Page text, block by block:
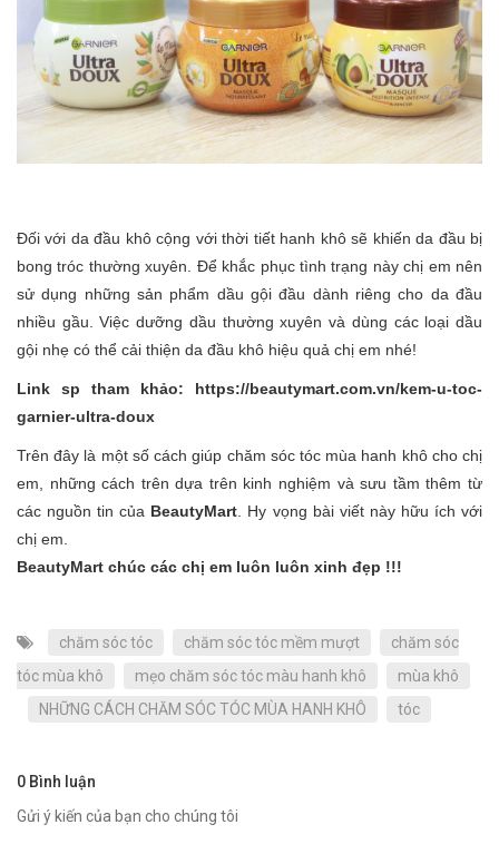
Đối với da đầu khô cộng với thời tiết hanh khô sẽ khiến da đầu bị
bong tróc thường xuyên. Để khắc phục tình trạng này chị em nên
sử dụng những sản phẩm dầu gội đầu dành riêng cho da đầu
nhiều gầu. Việc dưỡng dầu thường xuyên và dùng các loại dầu
gội nhẹ có thể cải thiện da đầu khô hiệu quả chị em nhé!
Link sp tham khảo: https://beautymart.com.vn/kem-u-toc-
garnier-ultra-doux
Trên đây là một số cách giúp chăm sóc tóc mùa hanh khô cho chị
em, những cách trên dựa trên kinh nghiệm và sưu tầm thêm từ
các nguồn tin của BeautyMart . Hy vọng bài viết này hữu ích với
chị em.
BeautyMart chúc các chị em luôn luôn xinh đẹp !!!
chăm sóc tóc chăm sóc tóc mềm mượt
chăm sóc
tóc mùa khô
mẹo chăm sóc tóc màu hanh khô
mùa khô
NHỮNG CÁCH CHĂM SÓC TÓC MÙA HANH KHÔ
tóc
0 Bình luận
Gửi ý kiến của bạn cho chúng tôi